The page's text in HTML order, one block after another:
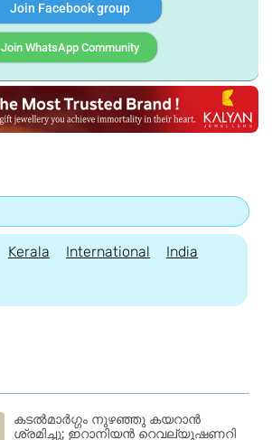
Join Facebook group
Join WhatsApp Community
Kerala International India
കടൽമാർഗ്ഗം നുഴഞ്ഞു കയറാൻ
ശ്രമിച്ചു; ഇറാനിയൻ റെവല്യൂഷണറി